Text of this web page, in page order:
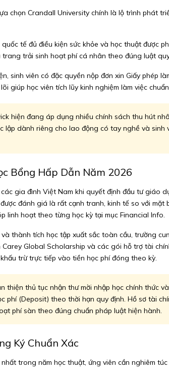
chọn Crandall University chính là lộ trình phát
tế đủ điều kiện sức khỏe và học thuật được
trải sinh hoạt phí cá nhân theo đúng luật
sinh viên có đặc quyền nộp đơn xin Giấy phép
giúp học viên tích lũy kinh nghiệm làm việc
hiện đang áp dụng nhiều chính sách thu hút
dành riêng cho lao động có tay nghề và
Bổng Hấp Dẫn Năm 2026
gia đình Việt Nam khi quyết định đầu tư giáo
đánh giá là rất cạnh tranh, kinh tế so với
linh hoạt theo từng học kỳ tại mục Financial Info.
thành tích học tập xuất sắc toàn cầu, trường
Global Scholarship và các gói hỗ trợ tài
trừ trực tiếp vào tiền học phí đóng theo kỳ.
thiện thủ tục nhận thư mời nhập học chính thức
phí (Deposit) theo thời hạn quy định. Hồ sơ tài
phí sàn theo đúng chuẩn pháp luật hiện hành.
Ký Chuẩn Xác
trong năm học thuật, ứng viên cần nghiêm